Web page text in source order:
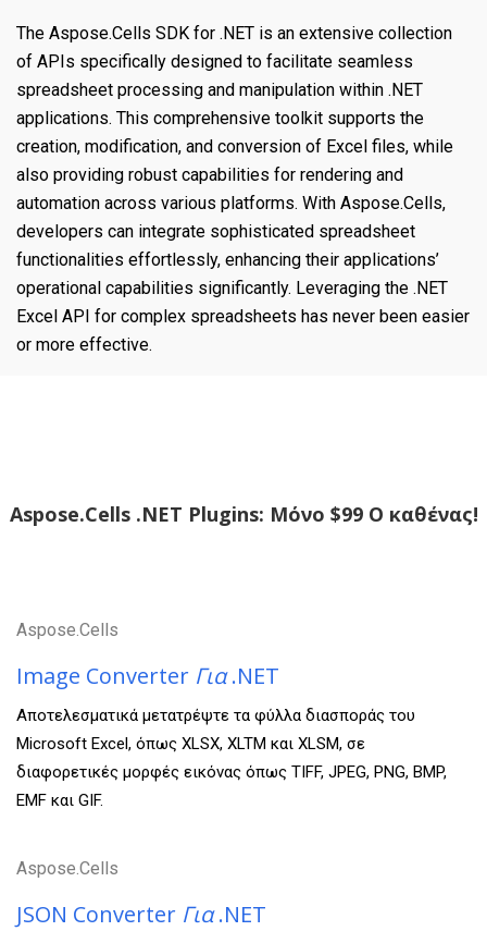
The Aspose.Cells SDK for .NET is an extensive collection
of APIs specifically designed to facilitate seamless
spreadsheet processing and manipulation within .NET
applications. This comprehensive toolkit supports the
creation, modification, and conversion of Excel files, while
also providing robust capabilities for rendering and
automation across various platforms. With Aspose.Cells,
developers can integrate sophisticated spreadsheet
functionalities effortlessly, enhancing their applications’
operational capabilities significantly. Leveraging the .NET
Excel API for complex spreadsheets has never been easier
or more effective.
Aspose.Cells .NET Plugins: Μόνο $99 Ο καθένας!
Aspose.Cells
Image Converter Για.NET
Αποτελεσματικά μετατρέψτε τα φύλλα διασποράς του
Microsoft Excel, όπως XLSX, XLTM και XLSM, σε
διαφορετικές μορφές εικόνας όπως TIFF, JPEG, PNG, BMP,
EMF και GIF.
Aspose.Cells
JSON Converter Για.NET